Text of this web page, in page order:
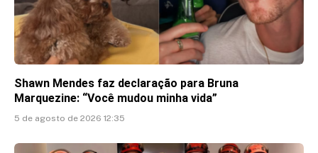
Shawn Mendes faz declaração para Bruna
Marquezine: “Você mudou minha vida”
5 de agosto de 2026 12:35